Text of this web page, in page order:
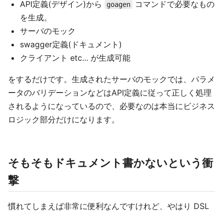
API定義(デザイン)から
goagen
コマンドで必要なもの
を生成。
サーバのモック
swagger定義(ドキュメント)
クライアント etc... が生成可能
をするだけです。生成されたサーバのモックでは、パラメ
ータのバリデーションなどはAPI定義に従って正しく処理
されるようになっているので、必要なのは本当にビジネス
ロジック部分だけになります。
そもそもドキュメント書かないという衝
撃
慣れてしまえば非常に便利なんですけれど、やはり DSL